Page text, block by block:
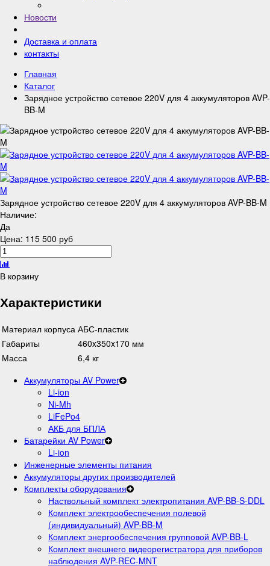
Новости
Доставка и оплата
контакты
Главная
Каталог
Зарядное устройство сетевое 220V для 4 аккумуляторов AVP-
BB-M
Зарядное устройство сетевое 220V для 4 аккумуляторов AVP-BB-M
Наличие:
Да
Цена: 115 500 руб
В корзину
Характеристики
Материал корпуса АБС-пластик
Габариты
460x350x170 мм
Масса
6,4 кг
Аккумуляторы AV Power
Li-ion
Ni-Mh
LiFePo4
АКБ для БПЛА
Батарейки AV Power
Li-ion
Инженерные элементы питания
Аккумуляторы других производителей
Комплекты оборудования
Наствольный комплект электропитания AVP-BB-S-DDL
Комплект электрообеспечения полевой
(индивидуальный) AVP-BB-M
Комплект энергообеспечения групповой AVP-BB-L
Комплект внешнего видеорегистратора для приборов
наблюдения AVP-REC-MNT